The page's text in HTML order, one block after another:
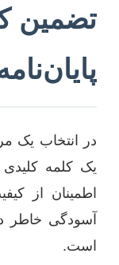
تضمین
در انتخاب یک
یک کلمه
اطمینان از
آسودگی خاطر
است.